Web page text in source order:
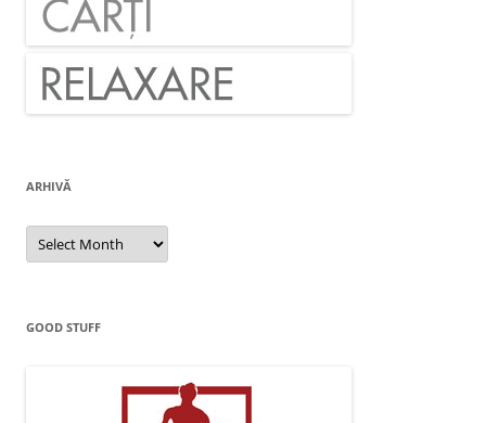
ARHIVĂ
Arhivă
GOOD STUFF